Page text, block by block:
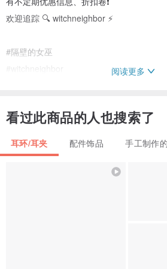
欢迎追踪 🔍 witchneighbor ⚡️
#隔壁的女巫
#witchneighbor
现货商品1-2日出货，
下单即追加，不接受任意改单、取消‼️
麻烦仔细确认后再下单，谢谢‼️
阅读更多
看过此商品的人也搜索了
耳环/耳夹 配件饰品 手工制作